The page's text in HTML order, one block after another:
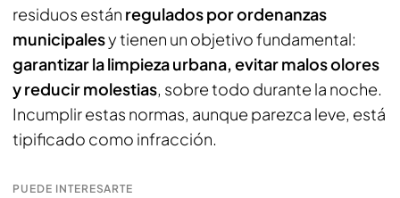
residuos están regulados por ordenanzas
municipalesy tienen un objetivo fundamental:
garantizar la limpieza urbana, evitar malos olores
y reducir molestias, sobre todo durante la noche.
Incumplir estas normas, aunque parezca leve, está
tipificado como infracción.
PUEDE INTERESARTE